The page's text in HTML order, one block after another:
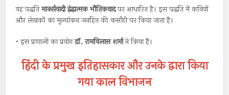
यह पद्धतिमार्क्सवादी द्वंद्वात्मक भौतिकवादपर आधारित है। इस पद्धति में कवियों
और लेखकों का मूल्यांकन जनहित की कसौटी पर किया जाता है।
• इस प्रणाली का प्रयोगडॉ. रामविलास शर्माने किया है।
हिंदी के प्रमुख इतिहासकार और उनके द्वारा किया
गया काल विभाजन